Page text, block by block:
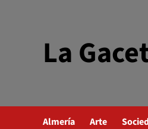
La
Almería Arte